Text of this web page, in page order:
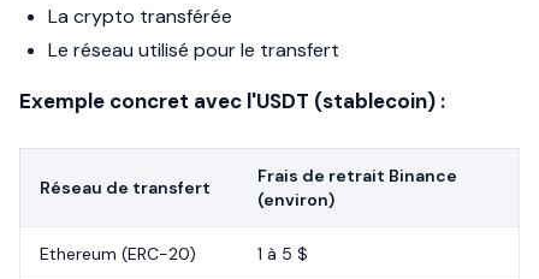
La crypto transférée
Le réseau utilisé pour le transfert
Exemple concret avec l'USDT (stablecoin) :
Réseau de transfert
Frais de retrait Binance
(environ)
Ethereum (ERC-20) 1 à 5 $